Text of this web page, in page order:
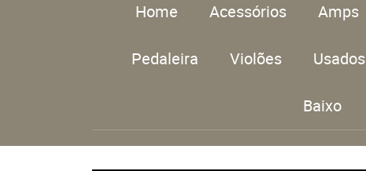
Home Acessórios Amps
Pedaleira Violões Usados
Baixo